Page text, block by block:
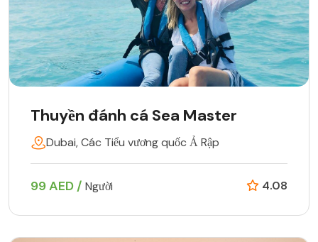
Thuyền đánh cá Sea Master
Dubai, Các Tiểu vương quốc Ả Rập
99 AED / Người 4.08